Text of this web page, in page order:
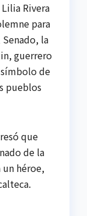
Rivera
para
la
guerrero
de
pueblos
que
de la
un héroe,